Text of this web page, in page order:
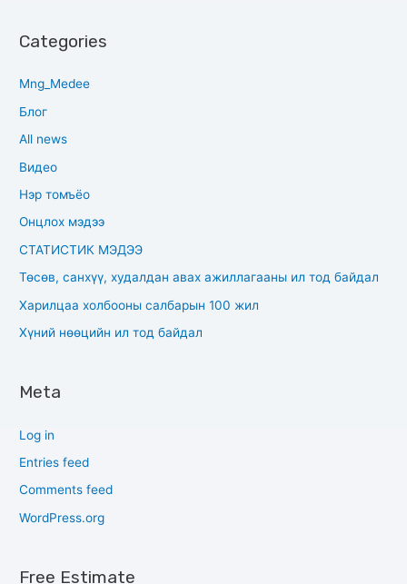
Categories
Mng_Medee
Блог
All news
Видео
Нэр томъёо
Онцлох мэдээ
СТАТИСТИК МЭДЭЭ
Төсөв, санхүү, худалдан авах ажиллагааны ил тод байдал
Харилцаа холбооны салбарын 100 жил
Хүний нөөцийн ил тод байдал
Meta
Log in
Entries feed
Comments feed
WordPress.org
Free Estimate